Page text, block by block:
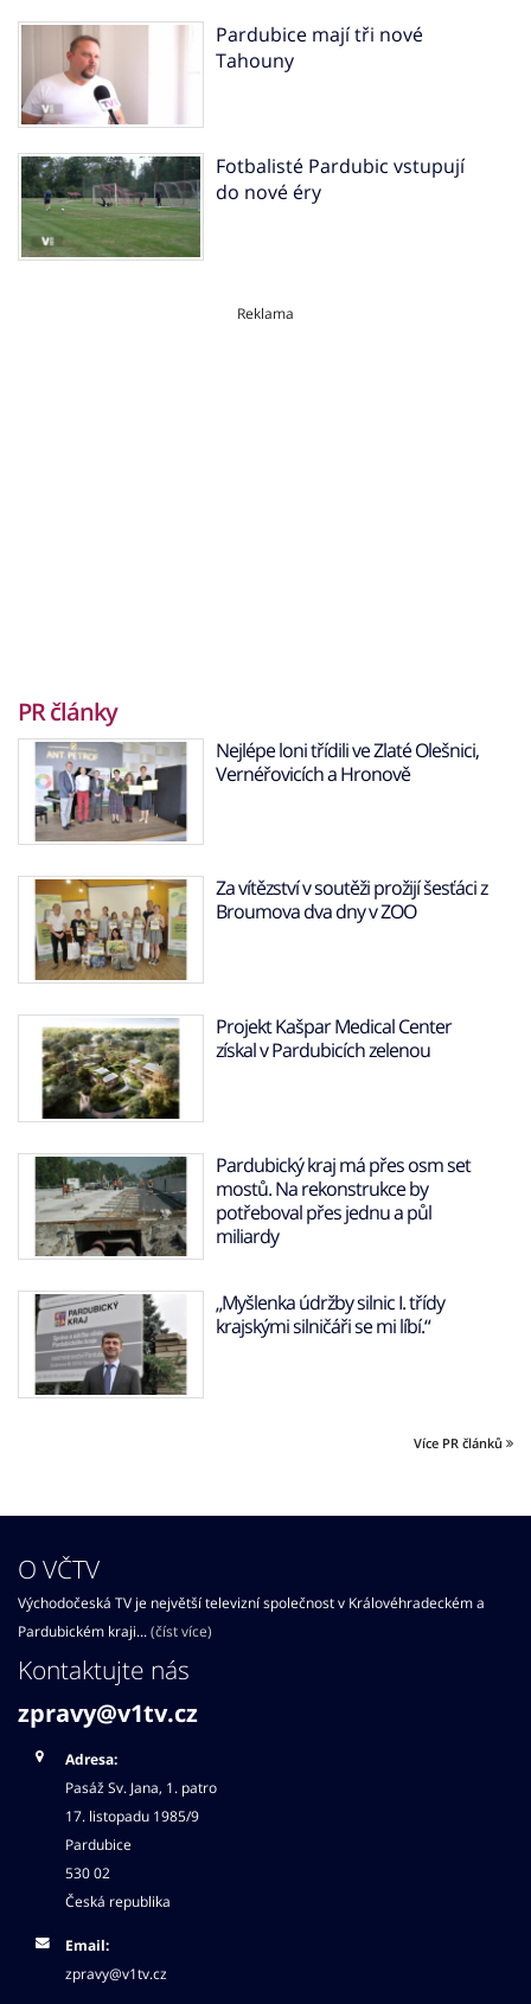
Pardubice mají tři nové
Tahouny
Fotbalisté Pardubic vstupují
do nové éry
Reklama
PR články
Nejlépe loni třídili ve Zlaté Olešnici,
Vernéřovicích a Hronově
Za vítězství v soutěži prožijí šesťáci z
Broumova dva dny v ZOO
Projekt Kašpar Medical Center
získal v Pardubicích zelenou
Pardubický kraj má přes osm set
mostů. Na rekonstrukce by
potřeboval přes jednu a půl
miliardy
„Myšlenka údržby silnic I. třídy
krajskými silničáři se mi líbí.“
Více PR článků
O VČTV
Východočeská TV je největší televizní společnost v Královéhradeckém a
Pardubickém kraji... (číst více)
Kontaktujte nás
zpravy@v1tv.cz
Adresa:
Pasáž Sv. Jana, 1. patro
17. listopadu 1985/9
Pardubice
530 02
Česká republika
Email:
zpravy@v1tv.cz